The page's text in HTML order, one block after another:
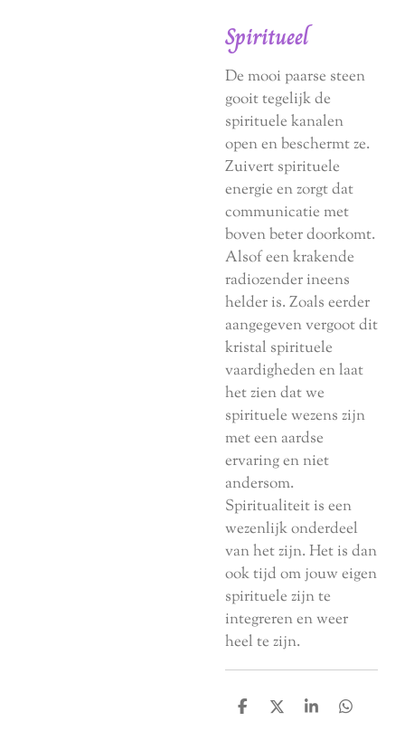
Spiritueel
De mooi paarse steen
gooit tegelijk de
spirituele kanalen
open en beschermt ze.
Zuivert spirituele
energie en zorgt dat
communicatie met
boven beter doorkomt.
Alsof een krakende
radiozender ineens
helder is. Zoals eerder
aangegeven vergoot dit
kristal spirituele
vaardigheden en laat
het zien dat we
spirituele wezens zijn
met een aardse
ervaring en niet
andersom.
Spiritualiteit is een
wezenlijk onderdeel
van het zijn. Het is dan
ook tijd om jouw eigen
spirituele zijn te
integreren en weer
heel te zijn.
D
D
S
D